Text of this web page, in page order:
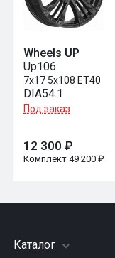
Wheels UP
Up106
7x17 5x108 ET40
DIA54.1
Под заказ
12 300 ₽
Комплект 49 200 ₽
Каталог